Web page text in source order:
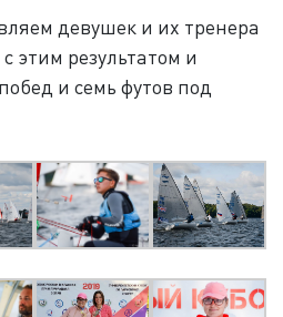
девушек и их тренера
этим результатом и
и семь футов под